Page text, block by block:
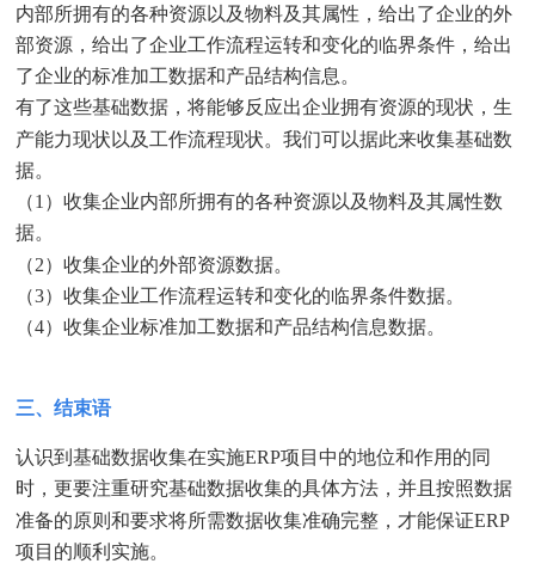
内部所拥有的各种资源以及物料及其属性，给出了企业的外
部资源，给出了企业工作流程运转和变化的临界条件，给出
了企业的标准加工数据和产品结构信息。
有了这些基础数据，将能够反应出企业拥有资源的现状，生
产能力现状以及工作流程现状。我们可以据此来收集基础数
据。
（1）收集企业内部所拥有的各种资源以及物料及其属性数
据。
（2）收集企业的外部资源数据。
（3）收集企业工作流程运转和变化的临界条件数据。
（4）收集企业标准加工数据和产品结构信息数据。
三、结束语
认识到基础数据收集在实施ERP项目中的地位和作用的同
时，更要注重研究基础数据收集的具体方法，并且按照数据
准备的原则和要求将所需数据收集准确完整，才能保证ERP
项目的顺利实施。